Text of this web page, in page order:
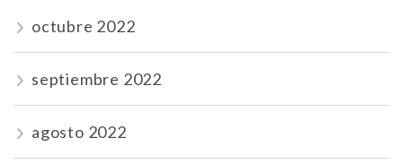
octubre 2022
septiembre 2022
agosto 2022